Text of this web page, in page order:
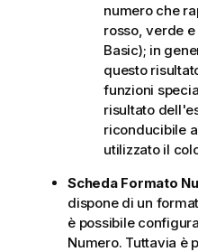
numero che
rosso, verde
Basic); in
questo
funzioni
risultato
riconducibile
utilizzato il
Scheda Formato
dispone di un
è possibile
Numero. Tuttavia è